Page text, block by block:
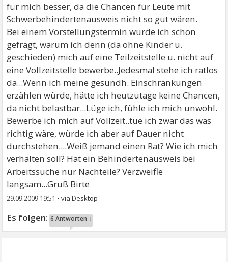
für mich besser, da die Chancen für Leute mit
Schwerbehindertenausweis nicht so gut wären.
Bei einem Vorstellungstermin wurde ich schon
gefragt, warum ich denn (da ohne Kinder u.
geschieden) mich auf eine Teilzeitstelle u. nicht auf
eine Vollzeitstelle bewerbe..Jedesmal stehe ich ratlos
da...Wenn ich meine gesundh. Einschränkungen
erzählen würde, hätte ich heutzutage keine Chancen,
da nicht belastbar...Lüge ich, fühle ich mich unwohl.
Bewerbe ich mich auf Vollzeit..tue ich zwar das was
richtig wäre, würde ich aber auf Dauer nicht
durchstehen....Weiß jemand einen Rat? Wie ich mich
verhalten soll? Hat ein Behindertenausweis bei
Arbeitssuche nur Nachteile? Verzweifle
langsam...Gruß Birte
29.09.2009 19:51 •
6 Antworten ↓